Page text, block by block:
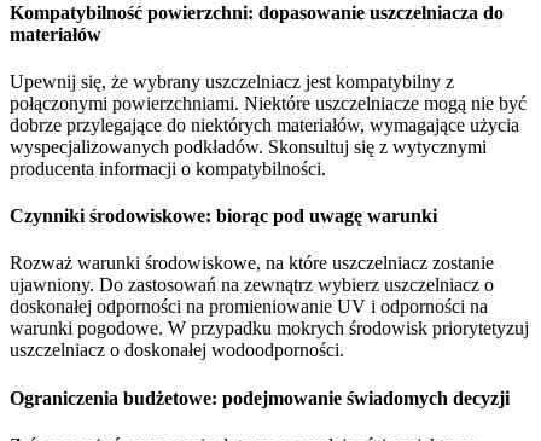
Kompatybilność powierzchni: dopasowanie uszczelniacza do
materiałów
Upewnij się, że wybrany uszczelniacz jest kompatybilny z
połączonymi powierzchniami. Niektóre uszczelniacze mogą nie być
dobrze przylegające do niektórych materiałów, wymagające użycia
wyspecjalizowanych podkładów. Skonsultuj się z wytycznymi
producenta informacji o kompatybilności.
Czynniki środowiskowe: biorąc pod uwagę warunki
Rozważ warunki środowiskowe, na które uszczelniacz zostanie
ujawniony. Do zastosowań na zewnątrz wybierz uszczelniacz o
doskonałej odporności na promieniowanie UV i odporności na
warunki pogodowe. W przypadku mokrych środowisk priorytetyzuj
uszczelniacz o doskonałej wodoodporności.
Ograniczenia budżetowe: podejmowanie świadomych decyzji